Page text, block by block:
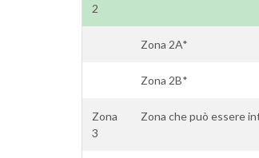
2
Zona 2A*
Zona 2B*
Zona
3
Zona che può essere